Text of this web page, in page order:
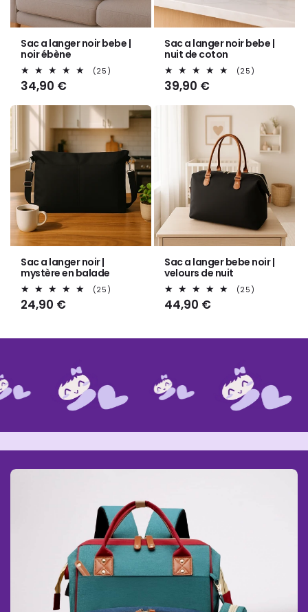
Sac a langer noir bebe |
noir ébène
(25)
Prix
34,90 €
Sac a langer noir bebe |
nuit de coton
(25)
Prix
39,90 €
Sac a langer noir |
mystère en balade
(25)
Prix
24,90 €
Sac a langer bebe noir |
velours de nuit
(25)
Prix
44,90 €